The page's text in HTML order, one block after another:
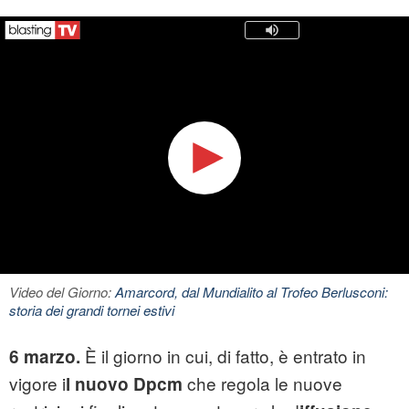
Video del Giorno:Amarcord, dal Mundialito al Trofeo Berlusconi:
storia dei grandi tornei estivi
6 marzo. È il giorno in cui, di fatto, è entrato in
vigore il nuovo Dpcm che regola le nuove